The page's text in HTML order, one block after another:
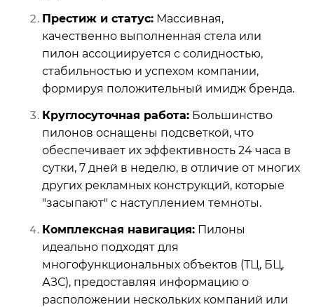
Престиж и статус: Массивная,
качественно выполненная стела или
пилон ассоциируется с солидностью,
стабильностью и успехом компании,
формируя положительный имидж бренда.
Круглосуточная работа: Большинство
пилонов оснащены подсветкой, что
обеспечивает их эффективность 24 часа в
сутки, 7 дней в неделю, в отличие от многих
других рекламных конструкций, которые
"засыпают" с наступлением темноты.
Комплексная навигация: Пилоны
идеально подходят для
многофункциональных объектов (ТЦ, БЦ,
АЗС), предоставляя информацию о
расположении нескольких компаний или